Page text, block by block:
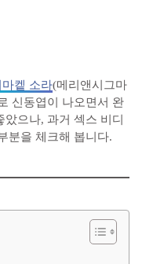
마켙 소라(메리앤시그마
신동엽이 나오면서 완
으나, 과거 섹스 비디
분을 체크해 봅니다.